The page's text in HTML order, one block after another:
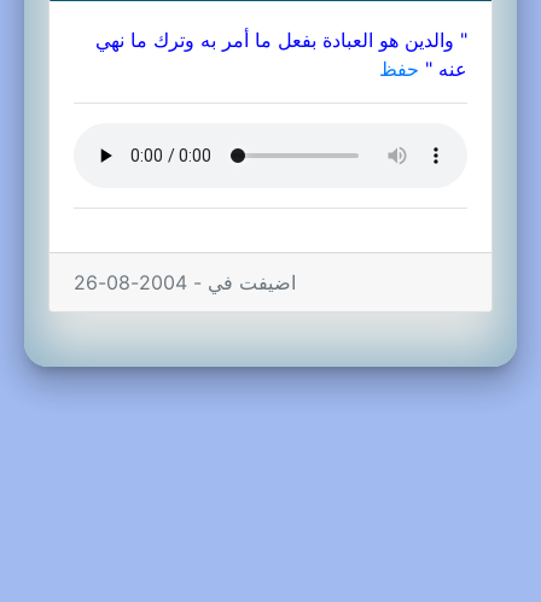
" والدين هو العبادة بفعل ما أمر به وترك ما نهي
عنه " حفظ
اضيفت في - 2004-08-26